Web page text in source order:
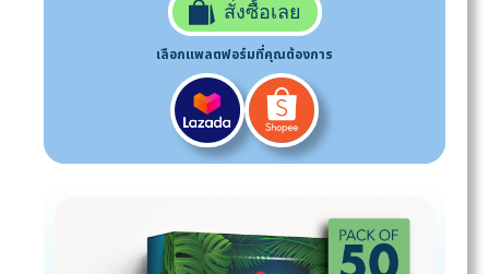
สั่งซื้อเลย
เลือกแพลตฟอร์มที่คุณต้องการ